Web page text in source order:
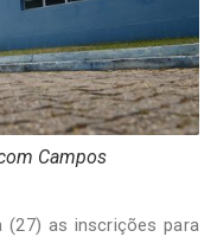
Campos
(27) as inscrições para